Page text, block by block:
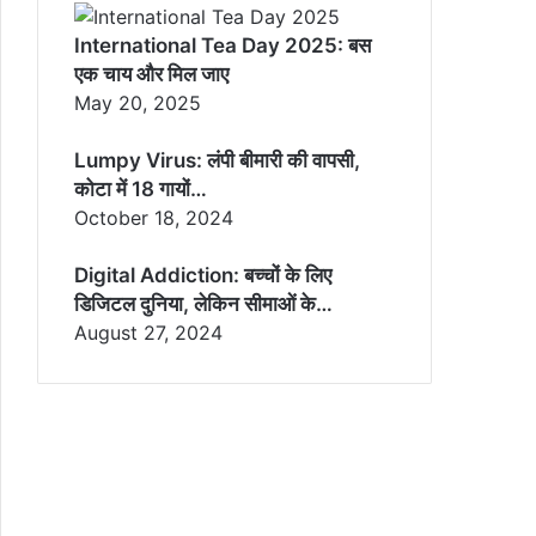
International Tea Day 2025: बस
एक चाय और मिल जाए
May 20, 2025
Lumpy Virus: लंपी बीमारी की वापसी,
कोटा में 18 गायों…
October 18, 2024
Digital Addiction: बच्चों के लिए
डिजिटल दुनिया, लेकिन सीमाओं के…
August 27, 2024